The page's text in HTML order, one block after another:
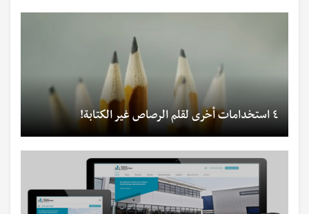
٤ استخدامات أخرى لقلم الرصاص غير الكتابة!